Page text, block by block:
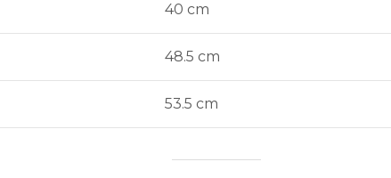
40 cm
48.5 cm
53.5 cm